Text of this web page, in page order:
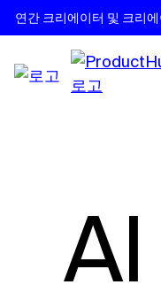
연간 크리에이터 및 크리